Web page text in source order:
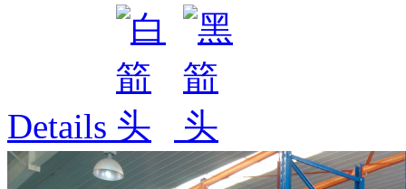
Details